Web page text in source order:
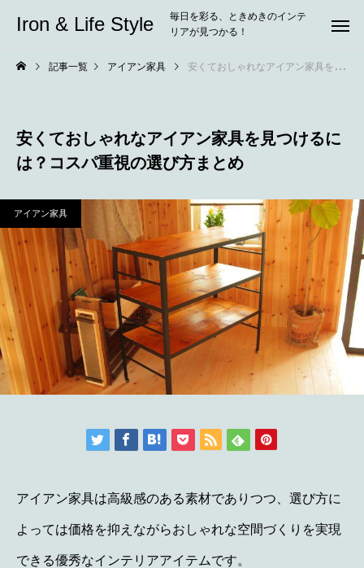
Iron & Life Style
毎日を彩る、ときめきのインテ
リアが見つかる！
記事一覧 アイアン家具 安くておしゃれなアイアン家具を見つけるには？コスパ重視の選び方まとめ
安くておしゃれなアイアン家具を見つけるに
は？コスパ重視の選び方まとめ
アイアン家具
アイアン家具は高級感のある素材でありつつ、選び方に
よっては価格を抑えながらおしゃれな空間づくりを実現
できる優秀なインテリアアイテムです。